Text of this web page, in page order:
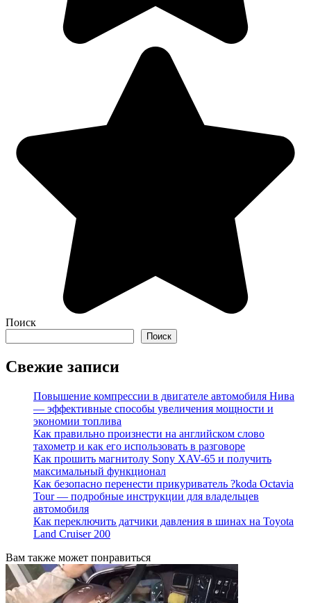
Поиск
Поиск
Свежие записи
Повышение компрессии в двигателе автомобиля Нива
— эффективные способы увеличения мощности и
экономии топлива
Как правильно произнести на английском слово
тахометр и как его использовать в разговоре
Как прошить магнитолу Sony XAV-65 и получить
максимальный функционал
Как безопасно перенести прикуриватель ?koda Octavia
Tour — подробные инструкции для владельцев
автомобиля
Как переключить датчики давления в шинах на Toyota
Land Cruiser 200
Вам также может понравиться